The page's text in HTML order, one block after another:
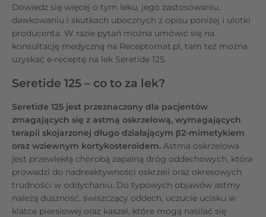
Dowiedz się więcej o tym leku, jego zastosowaniu,
dawkowaniu i skutkach ubocznych z opisu poniżej i ulotki
producenta. W razie pytań można umówić się na
konsultację medyczną na Receptomat.pl, tam też można
uzyskać e-receptę na lek Seretide 125.
Seretide 125 – co to za lek?
Seretide 125 jest przeznaczony dla pacjentów
zmagających się z astmą oskrzelową, wymagających
terapii skojarzonej długo działającym β2-mimetykiem
oraz wziewnym kortykosteroidem. Astma oskrzelowa
jest przewlekłą chorobą zapalną dróg oddechowych, która
prowadzi do nadreaktywności oskrzeli oraz okresowych
trudności w oddychaniu. Do typowych objawów astmy
należą duszność, świszczący oddech, uczucie ucisku w
klatce piersiowej oraz kaszel, które mogą nasilać się